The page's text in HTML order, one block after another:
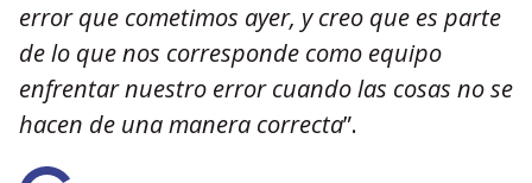
error que cometimos ayer, y creo que es parte
de lo que nos corresponde como equipo
enfrentar nuestro error cuando las cosas no se
hacen de una manera correcta”.